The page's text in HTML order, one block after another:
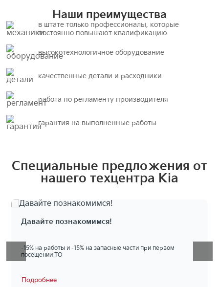
Наши преимущества
в штате только профессионалы, которые
постоянно повышают квалификацию
высокотехнологичное оборудование
качественные детали и расходники
работа по регламенту производителя
гарантия на выполненные работы
Специальные предложения от
нашего техцентра Kia
Давайте познакомимся!
-15% на работы и -15% на запасные части при первом
посещении ТО
Подробнее